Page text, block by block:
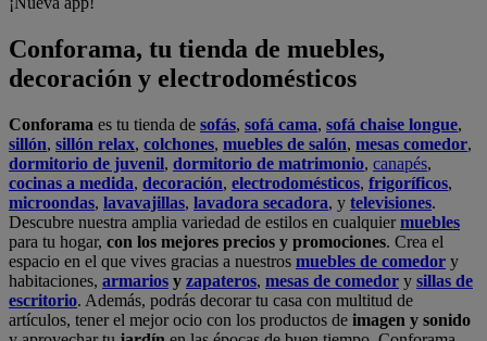
Conforama, tu tienda de muebles,
decoración y electrodomésticos
Conforama es tu tienda de sofás, sofá cama, sofá chaise longue,
sillón, sillón relax, colchones, muebles de salón, mesas comedor,
dormitorio de juvenil, dormitorio de matrimonio, canapés,
cocinas a medida, decoración, electrodomésticos, frigoríficos,
microondas, lavavajillas, lavadora secadora, y televisiones.
Descubre nuestra amplia variedad de estilos en cualquiermuebles
para tu hogar, con los mejores precios y promociones. Crea el
espacio en el que vives gracias a nuestros muebles de comedor y
habitaciones, armarios y zapateros, mesas de comedor y sillas de
escritorio. Además, podrás decorar tu casa con multitud de
artículos, tener el mejor ocio con los productos de imagen y sonido